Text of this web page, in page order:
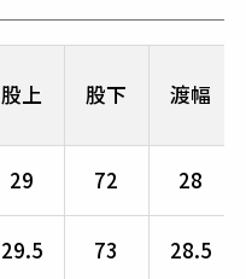
股上 股下 渡幅
29 72 28
29.5 73 28.5